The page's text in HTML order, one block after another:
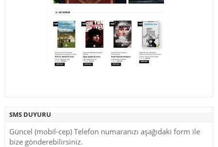
SMS DUYURU
Güncel (mobil-cep) Telefon numaranızı aşağıdaki form ile
bize gönderebilirsiniz.